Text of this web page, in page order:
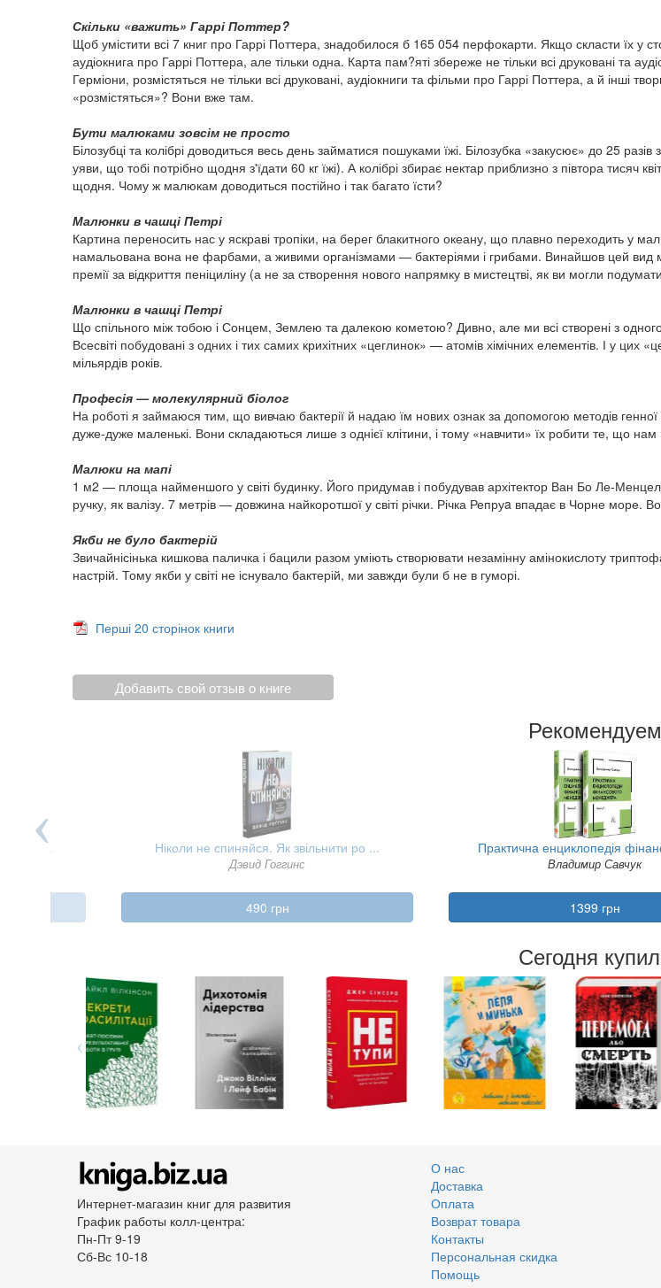
Скільки «важить» Гаррі Поттер?
Щоб умістити всі 7 книг про Гаррі Поттера, знадобилося б 165 054 перфокарти. Якщо скласти їх у
аудіокнига про Гаррі Поттера, але тільки одна. Карта пам?яті збереже не тільки всі друковані та
Герміони, розмістяться не тільки всі друковані, аудіокниги та фільми про Гаррі Поттера, а й інші
«розмістяться»? Вони вже там.
Бути малюками зовсім не просто
Білозубці та колібрі доводиться весь день займатися пошуками їжі. Білозубка «закусює» до 25 разів
уяви, що тобі потрібно щодня з'їдати 60 кг їжі). А колібрі збирає нектар приблизно з півтора
щодня. Чому ж малюкам доводиться постійно і так багато їсти?
Малюнки в чашці Петрі
Картина переносить нас у яскраві тропіки, на берег блакитного океану, що плавно переходить у
намальована вона не фарбами, а живими організмами — бактеріями і грибами. Винайшов цей вид
премії за відкриття пеніциліну (а не за створення нового напрямку в мистецтві, як ви могли
Малюнки в чашці Петрі
Що спільного між тобою і Сонцем, Землею та далекою кометою? Дивно, але ми всі створені з
Всесвіті побудовані з одних і тих самих крихітних «цеглинок» — атомів хімічних елементів. І у
мільярдів років.
Професія — молекулярний біолог
На роботі я займаюся тим, що вивчаю бактерії й надаю їм нових ознак за допомогою методів генної
дуже-дуже маленькі. Вони складаються лише з однієї клітини, і тому «навчити» їх робити те, що
Малюки на мапі
1 м2 — площа найменшого у світі будинку. Його придумав і побудував архітектор Ван Бо Ле-
ручку, як валізу. 7 метрів — довжина найкоротшої у світі річки. Річка Репруa впадає в Чорне море.
Якби не було бактерій
Звичайнісінька кишкова паличка і бацили разом уміють створювати незамінну амінокислоту
настрій. Тому якби у світі не існувало бактерій, ми завжди були б не в гуморі.
Перші 20 сторінок книги
Добавить свой отзыв о книге
Рекомендуем
нашо ... Ніколи не спиняйся. Як звільнити ро ...
Дэвид Гоггинс
490 грн
Практична енциклопедія
Владимир Савчук
1399 грн
Сегодня
Интернет-магазин книг для развития
График работы колл-центра:
Пн-Пт 9-19
Сб-Вс 10-18
О нас
Доставка
Оплата
Возврат товара
Контакты
Персональная скидка
Помощь